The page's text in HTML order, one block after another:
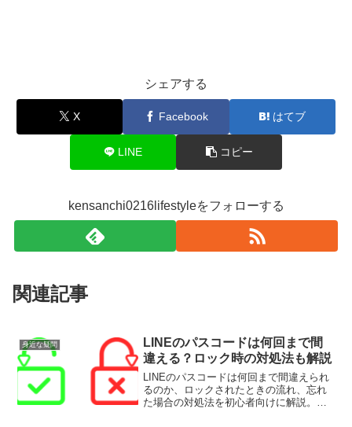
シェアする
X Facebook はてブ
LINE コピー
kensanchi0216lifestyleをフォローする
関連記事
身近な疑問
LINEのパスコードは何回まで間
違える？ロック時の対処法も解説
LINEのパスコードは何回まで間違えられ
るのか、ロックされたときの流れ、忘れ
た場合の対処法を初心者向けに解説。再